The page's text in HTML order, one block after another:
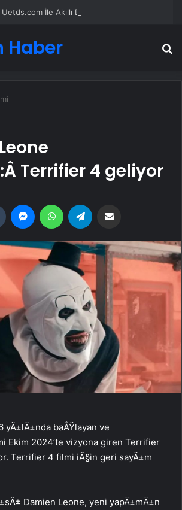
Haber
Terrifier 4 geliyor
Tumblr MessengerWhatsApp
yÄ±lÄ±nda baÅŸlayan ve
Ekim 2024’te vizyona giren Terrifier
Terrifier 4 filmi iÃ§in geri sayÄ±m
Damien Leone, yeni yapÄ±mÄ±n